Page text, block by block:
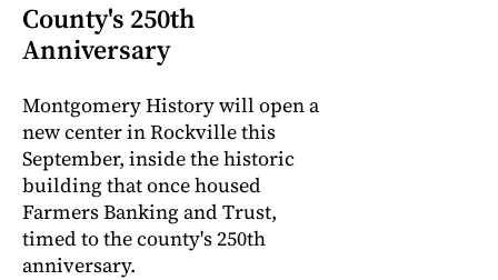
County's 250th
Anniversary
Montgomery History will open a
new center in Rockville this
September, inside the historic
building that once housed
Farmers Banking and Trust,
timed to the county's 250th
anniversary.